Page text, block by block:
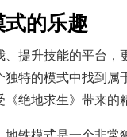
的乐趣
提升技能的平台
特的模式中找到
绝地求生》带来的